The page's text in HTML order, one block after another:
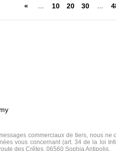
« ... 10 20 30 ...
commerciaux de tiers, nous
vous concernant (art. 34 de la loi
des Crêtes, 06560 Sophia Antipolis.